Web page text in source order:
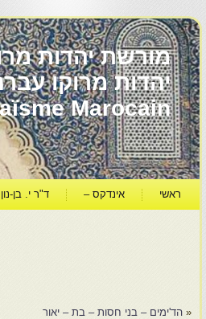
מורשת יהדות
Marocain
ראשי אינדקס – ד"ר י. בן-נון
« הד'ימים – בני חסות – בת – יאור